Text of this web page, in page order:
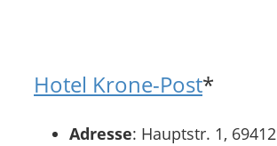
Hotel Krone-Post*
Adresse: Hauptstr. 1,